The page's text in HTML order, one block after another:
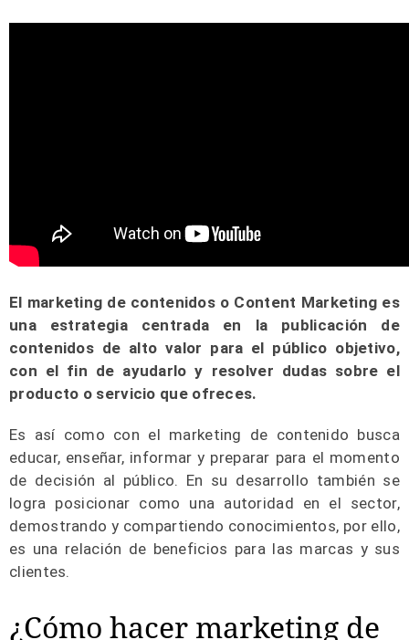
El marketing de contenidos o Content Marketing es
una estrategia centrada en la publicación de
contenidos de alto valor para el público objetivo,
con el fin de ayudarlo y resolver dudas sobre el
producto o servicio que ofreces.
Es así como con el marketing de contenido busca
educar, enseñar, informar y preparar para el momento
de decisión al público. En su desarrollo también se
logra posicionar como una autoridad en el sector,
demostrando y compartiendo conocimientos, por ello,
es una relación de beneficios para las marcas y sus
clientes.
¿Cómo hacer marketing de